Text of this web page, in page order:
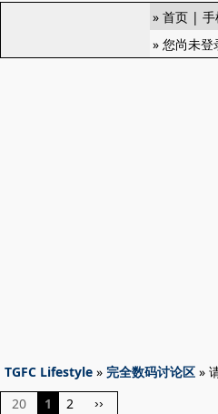
» 首页 |
» 您尚未登
TGFC Lifestyle » 完全数码讨论区 »
20
1 2 ››